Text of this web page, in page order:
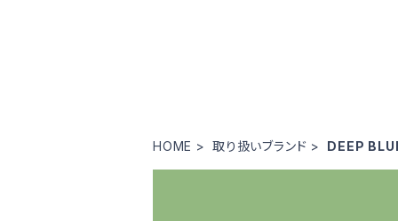
HOME 取り扱いブランド DEEP